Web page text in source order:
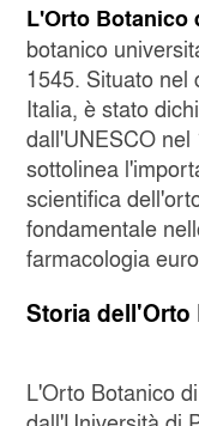
L'Orto Botanico
botanico
1545. Situato nel
Italia, è stato
dall'UNESCO
sottolinea
scientifica
fondamentale
farmacologia
Storia
L'Orto Botanico